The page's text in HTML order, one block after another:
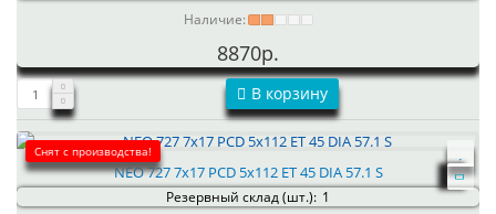
Наличие:
8870р.
В корзину
Снят с производства!
NEO 727 7x17 PCD 5x112 ET 45 DIA 57.1 S
Резервный склад (шт.): 1